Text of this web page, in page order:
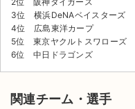
3位 横浜DeNAベイスターズ
4位 広島東洋カープ
5位 東京ヤクルトスワローズ
6位 中日ドラゴンズ
関連チーム・選手